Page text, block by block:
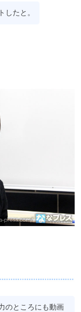
したと。
のところにも動画